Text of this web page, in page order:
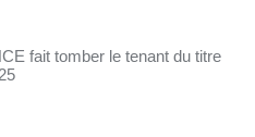
fait tomber le tenant du titre